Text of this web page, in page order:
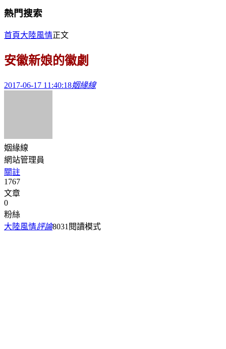
熱門搜索
首頁大陸風情正文
安徽新娘的徽劇
2017-06-17 11:40:18姻緣線
姻緣線
網站管理員
關註
1767
文章
0
粉絲
大陸風情評論8031 閱讀模式